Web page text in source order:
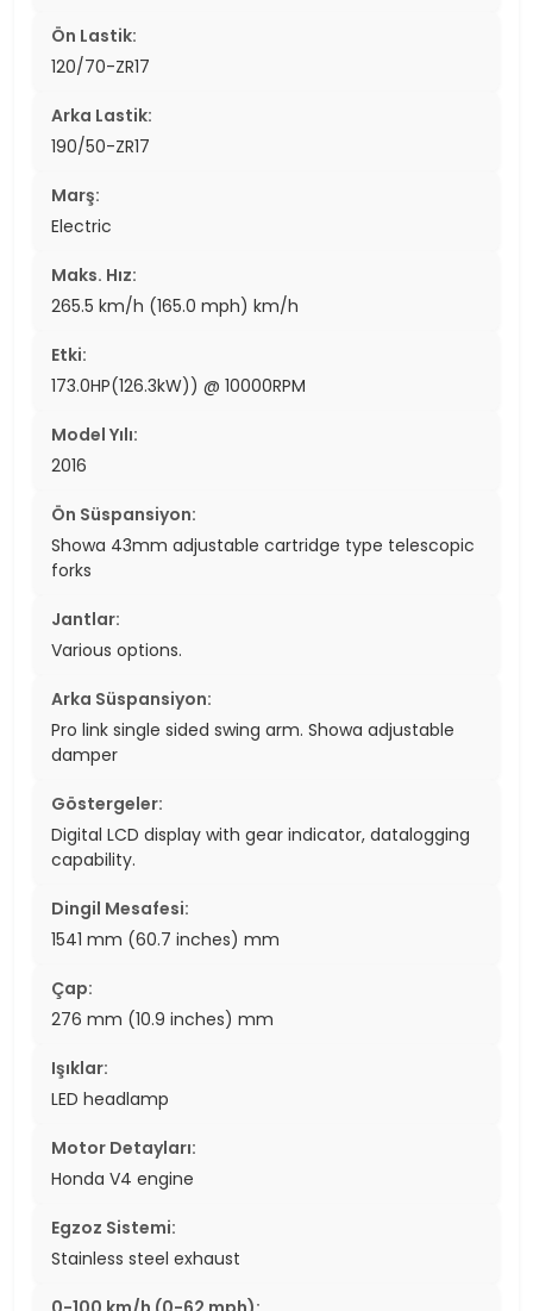
Ön Lastik:
120/70-ZR17
Arka Lastik:
190/50-ZR17
Marş:
Electric
Maks. Hız:
265.5 km/h (165.0 mph) km/h
Etki:
173.0HP(126.3kW)) @ 10000RPM
Model Yılı:
2016
Ön Süspansiyon:
Showa 43mm adjustable cartridge type telescopic
forks
Jantlar:
Various options.
Arka Süspansiyon:
Pro link single sided swing arm. Showa adjustable
damper
Göstergeler:
Digital LCD display with gear indicator, datalogging
capability.
Dingil Mesafesi:
1541 mm (60.7 inches) mm
Çap:
276 mm (10.9 inches) mm
Işıklar:
LED headlamp
Motor Detayları:
Honda V4 engine
Egzoz Sistemi:
Stainless steel exhaust